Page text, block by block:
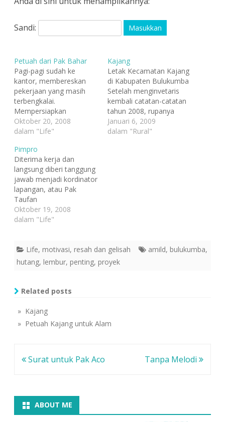
Sandi:
Petuah dari Pak Bahar
Pagi-pagi sudah ke
kantor, membereskan
pekerjaan yang masih
terbengkalai.
Mempersiapkan
semuanya untuk survey
ke Bulukumba, besok
Isya, masih nongkrong di
kantor menunggu tim
survey untuk
membicarakan mengenai
biaya akomodasi mereka
selama disana.
Semuanya beres setelah
waktu menunjukkan
sudah berjanji dengan…
Oktober 20, 2008
dalam "Life"
Kajang
Letak Kecamatan Kajang
di Kabupaten Bulukumba
Setelah menginvetaris
kembali catatan-catatan
tahun 2008, rupanya
perjalanan survei ke
Bulukumba tiga bulan
Januari 6, 2009
dalam "Rural"
Pimpro
Diterima kerja dan
langsung diberi tanggung
jawab menjadi kordinator
lapangan, atau Pak
Taufan
membahasakannya
sebagai pimpro, sempat
Mahasiswa seperti saya,
tahu apa? Tanggung
jawab yang dititipkan
dipikir-pikir, rasanya berat
keadaan ini jugalah yang
membuat saya bisa
belajar…
Oktober 19, 2008
dalam "Life"
Life, motivasi, resah dan gelisah amild, bulukumba,
hutang, lembur, penting, proyek
Related posts
» Kajang
» Petuah Kajang untuk Alam
Navigasi
Surat untuk Pak Aco Tanpa Melodi
ABOUT ME